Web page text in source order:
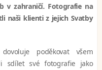
v zahraničí. Fotografie na
naši klienti z jejich Svatby
poděkovat všem
sdílet své fotografie jako